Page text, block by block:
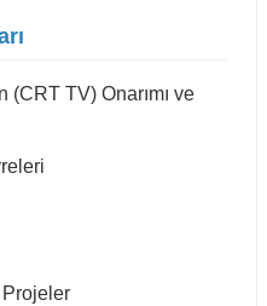
TV) Onarımı ve
Projeler